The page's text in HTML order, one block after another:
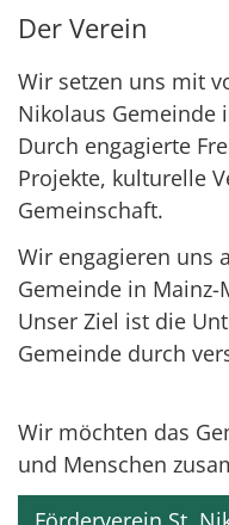
Der Verein
Wir setzen uns mit
Nikolaus Gemeinde
Durch engagierte
Projekte, kulturelle
Gemeinschaft.
Wir engagieren uns
Gemeinde in Mainz-
Unser Ziel ist die
Gemeinde durch
Wir möchten das
und Menschen